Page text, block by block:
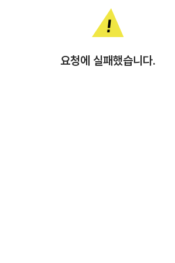
요청에 실패했습니다.